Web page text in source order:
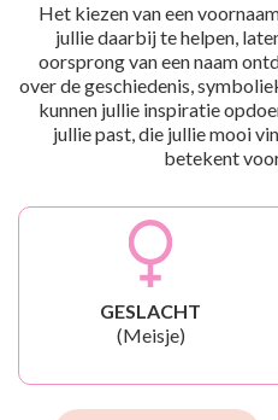
Het kiezen van een
jullie daarbij te helpen,
oorsprong van een naam
over de geschiedenis,
kunnen jullie inspiratie
jullie past, die jullie mooi
betekent
GESLACHT
(Meisje)